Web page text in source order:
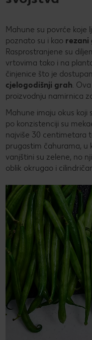
Mahune su povrće koje
poznato su i kao rezani
Rasprostranjene su
vrtovima tako i na
činjenice što je
cjelogodišnji grah .
proizvodnju namirnica
Mahune imaju okus koji
po konzistenciji su
najviše 30 centimetara
prugastim čahurama, u
vanjštini su zelene, no
oblik okrugao i